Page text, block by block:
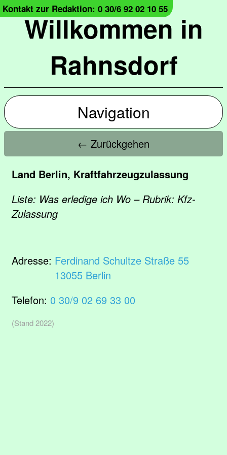
Willkommen in
Rahnsdorf
Kontakt zur Redaktion: 0 30/6 92 02 10 55
Navigation
← Zurückgehen
Land Berlin, Kraftfahrzeugzulassung
Liste: Was erledige ich Wo – Rubrik: Kfz-
Zulassung
Adresse: Ferdinand Schultze Straße 55
13055 Berlin
Telefon: 0 30/9 02 69 33 00
(Stand 2022)